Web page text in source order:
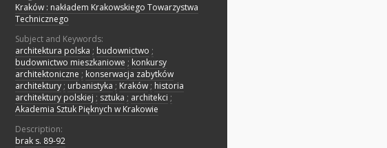
Kraków : nakładem Krakowskiego Towarzystwa
Technicznego
Subject and Keywords:
architektura polska ; budownictwo ;
budownictwo mieszkaniowe ; konkursy
architektoniczne ; konserwacja zabytków
architektury ; urbanistyka ; Kraków ; historia
architektury polskiej ; sztuka ; architekci ;
Akademia Sztuk Pięknych w Krakowie
Description:
brak s. 89-92